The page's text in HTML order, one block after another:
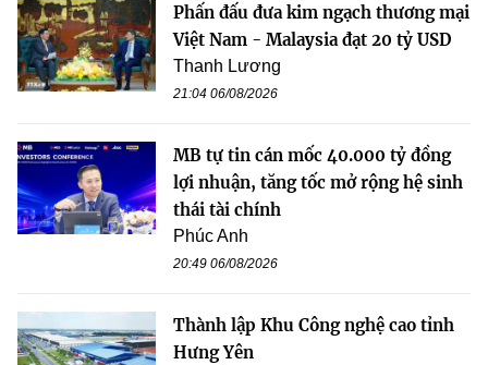
Phấn đấu đưa kim ngạch thương mại
Việt Nam - Malaysia đạt 20 tỷ USD
Thanh Lương
21:04 06/08/2026
MB tự tin cán mốc 40.000 tỷ đồng
lợi nhuận, tăng tốc mở rộng hệ sinh
thái tài chính
Phúc Anh
20:49 06/08/2026
Thành lập Khu Công nghệ cao tỉnh
Hưng Yên